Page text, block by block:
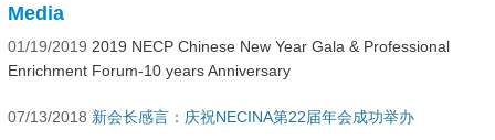
Media
01/19/2019 2019 NECP Chinese New Year Gala & Professional
Enrichment Forum-10 years Anniversary
07/13/2018 新会长感言：庆祝NECINA第22届年会成功举办